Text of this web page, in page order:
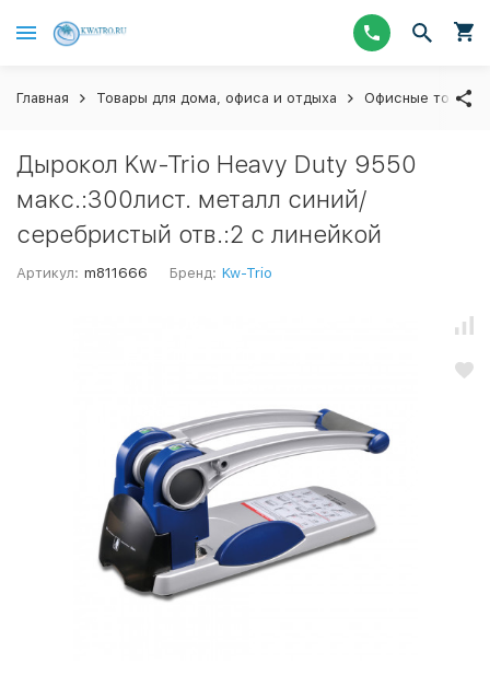
Главная Товары для дома, офиса и отдыха Офисные товары
Дырокол Kw-Trio Heavy Duty 9550
макс.:300лист. металл синий/
серебристый отв.:2 с линейкой
Артикул: m811666 Бренд: Kw-Trio